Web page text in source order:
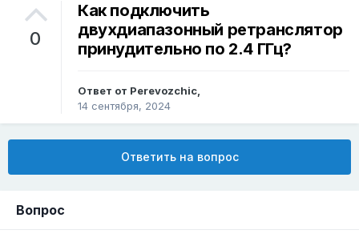
0
Как подключить
двухдиапазонный ретранслятор
принудительно по 2.4 ГГц?
Ответ от Perevozchic,
14 сентября, 2024
Ответить на вопрос
Вопрос